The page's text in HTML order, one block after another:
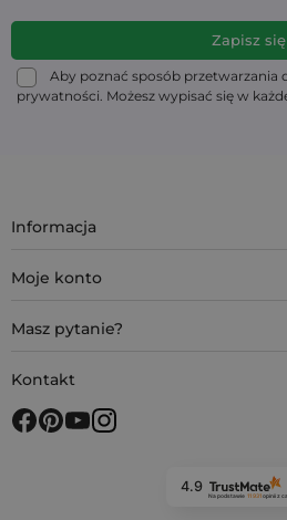
Aby poznać sposób przetwarzania
prywatności. Możesz wypisać się w
Informacja
Moje konto
Masz pytanie?
Kontakt
4.9
Na podstawie 11 931opiniiz